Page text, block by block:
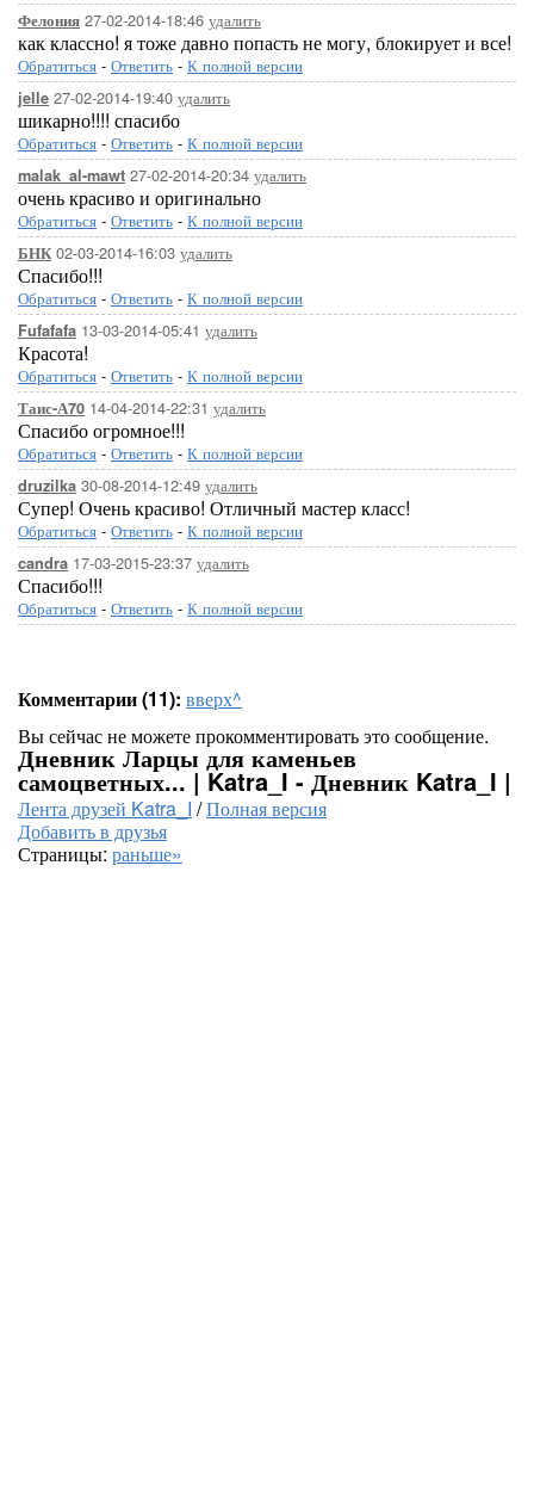
Фелония 27-02-2014-18:46 удалить
как классно! я тоже давно попасть не могу, блокирует и все!
Обратиться - Ответить - К полной версии
jelle 27-02-2014-19:40 удалить
шикарно!!!! спасибо
Обратиться - Ответить - К полной версии
malak_al-mawt 27-02-2014-20:34 удалить
очень красиво и оригинально
Обратиться - Ответить - К полной версии
БНК02-03-2014-16:03 удалить
Спасибо!!!
Обратиться - Ответить - К полной версии
Fufafafa 13-03-2014-05:41 удалить
Красота!
Обратиться - Ответить - К полной версии
Таис-А70 14-04-2014-22:31 удалить
Спасибо огромное!!!
Обратиться - Ответить - К полной версии
druzilka 30-08-2014-12:49 удалить
Супер! Очень красиво! Отличный мастер класс!
Обратиться - Ответить - К полной версии
candra 17-03-2015-23:37 удалить
Спасибо!!!
Обратиться - Ответить - К полной версии
Комментарии (11): вверх^
Вы сейчас не можете прокомментировать это сообщение.
Дневник Ларцы для каменьев
самоцветных... | Katra_I - Дневник Katra_I |
Лента друзей Katra_I /Полная версия
Добавить в друзья
Страницы: раньше»